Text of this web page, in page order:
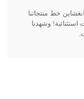
خط منتجاتنا
وشهدنا